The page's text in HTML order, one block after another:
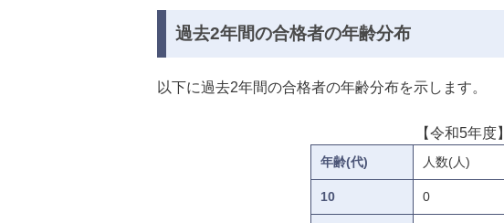
過去2年間の合格者の年齢分布
以下に過去2年間の合格者の年齢分布を示します。
【令和5年度】
年齢(代) 人数(人)
10 0